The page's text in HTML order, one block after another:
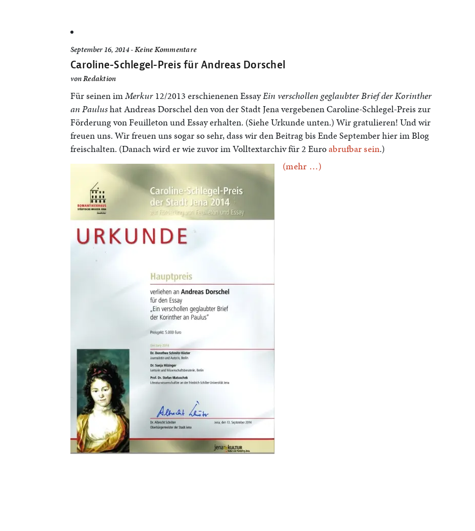
September 16, 2014 -Keine Kommentare
Caroline-Schlegel-Preis für Andreas Dorschel
vonRedaktion
Für seinen imMerkur 12/2013 erschienenen EssayEin verschollen geglaubter Brief der Korinther
an Paulushat Andreas Dorschel den von der Stadt Jena vergebenen Caroline-Schlegel-Preis zur
Förderung von Feuilleton und Essay erhalten. (Siehe Urkunde unten.) Wir gratulieren! Und wir
freuen uns. Wir freuen uns sogar so sehr, dass wir den Beitrag bis Ende September hier im Blog
freischalten. (Danach wird er wie zuvor im Volltextarchiv für 2 Euroabrufbar sein.)
(mehr …)